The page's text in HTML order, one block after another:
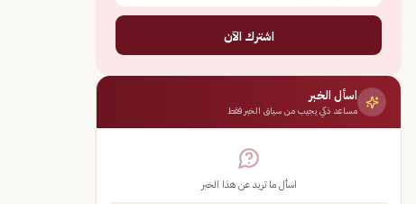
اشترك الآن
اسأل الخبر
مساعد ذكي يجيب من سياق الخبر فقط
اسأل ما تريد عن هذا الخبر